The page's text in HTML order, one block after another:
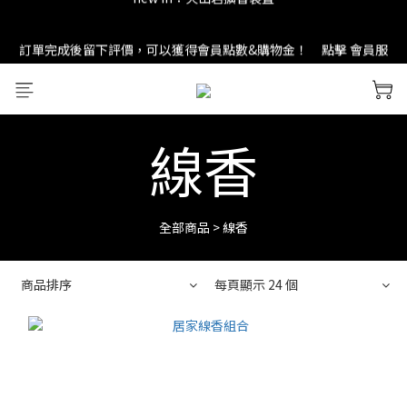
訂單完成後留下評價，可以獲得會員點數&購物金！     點擊 會員服
務 頁面了解更多福利！
＊ 新舊會員登錄享有$50元購物金與免運優惠 ＊           點擊 會員服
new in：火山岩擴香裝置
線香
全部商品 >線香
商品排序 每頁顯示 24 個